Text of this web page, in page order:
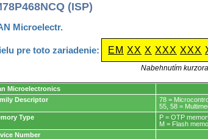
(ISP)
Microelectr.
pre toto zariadenie: EM XX X XXX XXX
Nabehnutím
Microelectronics
Descriptor
78 =
55, 58 =
Type
P = OTP
M = Flash
Number